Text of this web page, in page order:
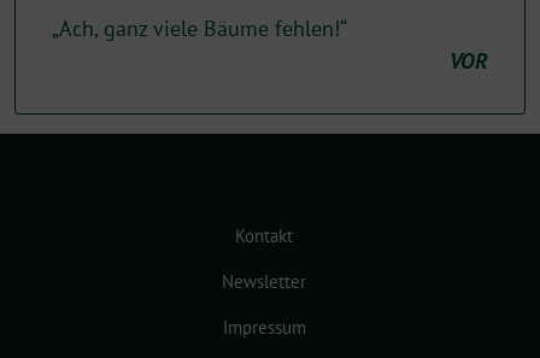
„Ach, ganz viele Bäume fehlen!“
VOR
Kontakt
Newsletter
Impressum